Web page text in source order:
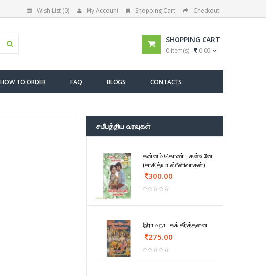
Wish List (0) My Account Shopping Cart Checkout
SHOPPING CART
0 item(s) - 0.00
HOW TO ORDER FAQ BLOGS CONTACTS
சமீபத்திய வரவுகள்
கன்னம் கொண்ட கள்வனே
(சாகித்யா ஸ்ரீனிவாசன்)
300.00
இராம நாடகக் கீர்த்தனை
275.00